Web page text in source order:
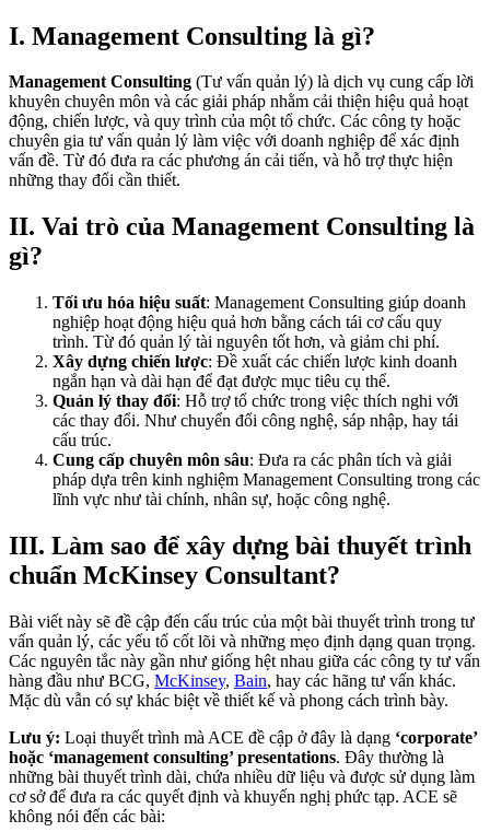
I. Management Consulting là gì?
Management Consulting (Tư vấn quản lý) là dịch vụ cung cấp lời
khuyên chuyên môn và các giải pháp nhằm cải thiện hiệu quả hoạt
động, chiến lược, và quy trình của một tổ chức. Các công ty hoặc
chuyên gia tư vấn quản lý làm việc với doanh nghiệp để xác định
vấn đề. Từ đó đưa ra các phương án cải tiến, và hỗ trợ thực hiện
những thay đổi cần thiết.
II. Vai trò của Management Consulting là
gì?
Tối ưu hóa hiệu suất: Management Consulting giúp doanh
nghiệp hoạt động hiệu quả hơn bằng cách tái cơ cấu quy
trình. Từ đó quản lý tài nguyên tốt hơn, và giảm chi phí.
Xây dựng chiến lược: Đề xuất các chiến lược kinh doanh
ngắn hạn và dài hạn để đạt được mục tiêu cụ thể.
Quản lý thay đổi: Hỗ trợ tổ chức trong việc thích nghi với
các thay đổi. Như chuyển đổi công nghệ, sáp nhập, hay tái
cấu trúc.
Cung cấp chuyên môn sâu: Đưa ra các phân tích và giải
pháp dựa trên kinh nghiệm Management Consulting trong các
lĩnh vực như tài chính, nhân sự, hoặc công nghệ.
III. Làm sao để xây dựng bài thuyết trình
chuẩn McKinsey Consultant?
Bài viết này sẽ đề cập đến cấu trúc của một bài thuyết trình trong tư
vấn quản lý, các yếu tố cốt lõi và những mẹo định dạng quan trọng.
Các nguyên tắc này gần như giống hệt nhau giữa các công ty tư vấn
hàng đầu như BCG, McKinsey, Bain, hay các hãng tư vấn khác.
Mặc dù vẫn có sự khác biệt về thiết kế và phong cách trình bày.
Lưu ý: Loại thuyết trình mà ACE đề cập ở đây là dạng ‘corporate’
hoặc ‘management consulting’ presentations. Đây thường là
những bài thuyết trình dài, chứa nhiều dữ liệu và được sử dụng làm
cơ sở để đưa ra các quyết định và khuyến nghị phức tạp. ACE sẽ
không nói đến các bài: